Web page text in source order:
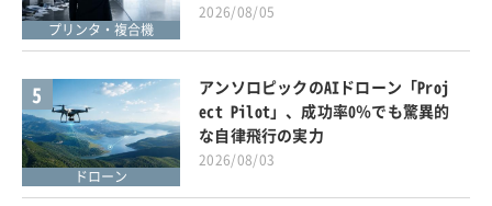
プリンタ・複合機
2026/08/05
5
ドローン
アンソロピックのAIドローン「Proj
ect Pilot」、成功率0％でも驚異的
な自律飛行の実力
2026/08/03